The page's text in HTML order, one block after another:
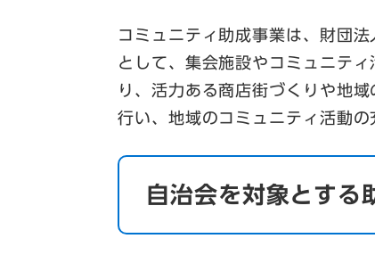
コミュニティ助成事業は、財団
として、集会施設やコミュニテ
り、活力ある商店街づくりや地
行い、地域のコミュニティ活動の
自治会を対象とする